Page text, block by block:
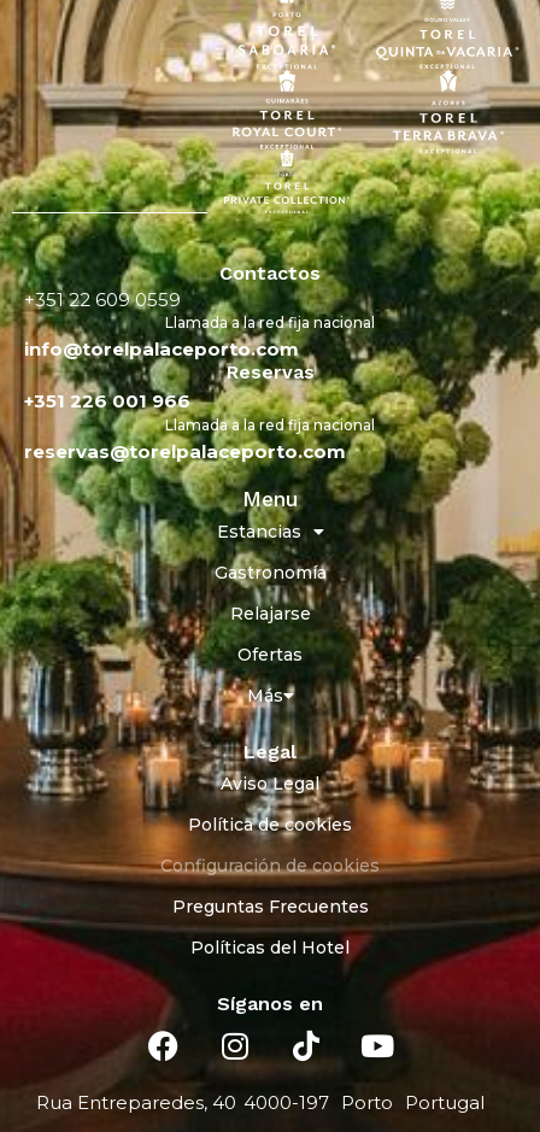
Contactos
+351 22 609 0559
Llamada a la red fija nacional
info@torelpalaceporto.com
Reservas
+351 226 001 966
Llamada a la red fija nacional
reservas@torelpalaceporto.com
Menu
Estancias
Gastronomía
Relajarse
Ofertas
Más
Legal
Aviso Legal
Política de cookies
Configuración de cookies
Preguntas Frecuentes
Políticas del Hotel
Síganos en
Rua Entreparedes, 40 4000-197 Porto
Portugal